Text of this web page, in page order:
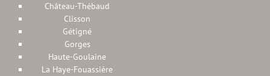
Château-Thébaud
Clisson
Gétigné
Gorges
Haute-Goulaine
La Haye-Fouassière